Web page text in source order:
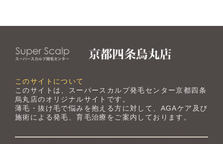
このサイトについて
このサイトは、スーパースカルプ発毛センター京都四条
烏丸店のオリジナルサイトです。
薄毛・抜け毛で悩みを抱える方に対して、AGAケア及び
施術による発毛、育毛治療をご案内しております。